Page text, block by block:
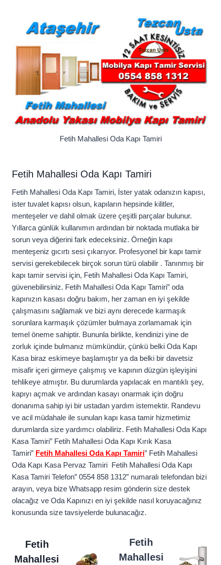
Fetih Mahallesi Oda Kapı Tamiri
Fetih Mahallesi Oda Kapı Tamiri
Fetih Mahallesi Oda Kapı Tamiri, İster yatak odanızın kapısı,
ister tuvalet kapısı olsun, kapıların hepsinde kilitler,
menteşeler ve dahil olmak üzere çeşitli parçalar bulunur.
Yıllarca günlük kullanımın ardından bir noktada mutlaka bir
sorun veya diğerini fark edeceksiniz. Örneğin kapı
menteşeniz gıcırtı sesi çıkarıyor. Profesyonel bir kapı tamir
servisi gerekebilecek birçok sorun türü olabilir . Tanınmış bir
kapı tamir servisi için, Fetih Mahallesi Oda Kapı Tamiri,
güvenebilirsiniz. Fetih Mahallesi Oda Kapı Tamiri” oda
kapınızın kasası doğru bakım, her zaman en iyi şekilde
çalışmasını sağlamak ve bizi aynı derecede karmaşık
sorunlara karmaşık çözümler bulmaya zorlamamak için
temel öneme sahiptir. Bununla birlikte, kendinizi yine de
zorluk içinde bulmanız mümkündür, çünkü belki Oda Kapı
Kasa biraz eskimeye başlamıştır ya da belki bir davetsiz
misafir içeri girmeye çalışmış ve kapının düzgün işleyişini
tehlikeye atmıştır. Bu durumlarda yapılacak en mantıklı şey,
kapıyı açmak ve ardından kasayı onarmak için doğru
donanıma sahip iyi bir ustadan yardım istemektir. Randevu
ve acil müdahale ile sunulan kapı kasa tamir hizmetimiz
durumlarda size yardımcı olabiliriz. Fetih Mahallesi Oda Kapı
Kasa Tamiri” Fetih Mahallesi Oda Kapı Kırık Kasa
Tamiri” Fetih Mahallesi Oda Kapı Tamiri” Fetih Mahallesi
Oda Kapı Kasa Pervaz Tamiri Fetih Mahallesi Oda Kapı
Kasa Tamiri Telefon” 0554 858 1312” numaralı telefondan bizi
arayın, veya bize Whatsapp resim gönderin size destek
olacağız ve Oda Kapınızı en iyi şekilde nasıl koruyacağınız
konusunda size tavsiyelerde bulunacağız.
Fetih
Mahallesi
Fetih
Mahallesi